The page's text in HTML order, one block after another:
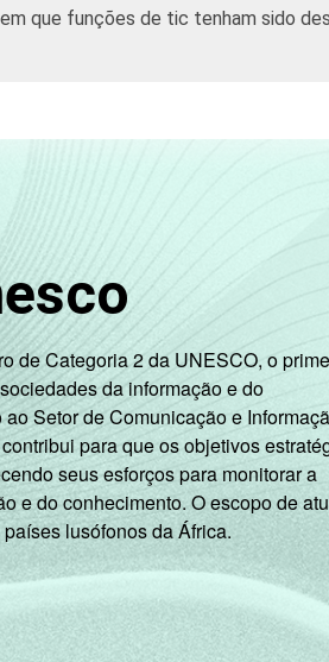
que funções de tic tenham sido
de Categoria 2 da UNESCO, o
da informação e do
Setor de Comunicação e
para que os objetivos
seus esforços para monitorar a
e do conhecimento. O escopo de
lusófonos da África.